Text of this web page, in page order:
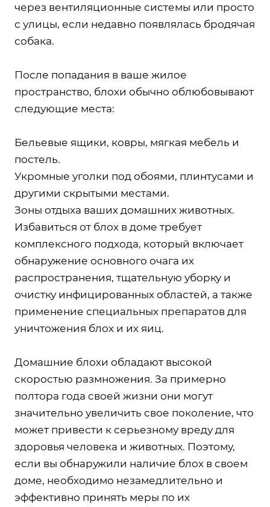
через вентиляционные системы или просто
с улицы, если недавно появлялась бродячая
собака.
После попадания в ваше жилое
пространство, блохи обычно облюбовывают
следующие места:
Бельевые ящики, ковры, мягкая мебель и
постель.
Укромные уголки под обоями, плинтусами и
другими скрытыми местами.
Зоны отдыха ваших домашних животных.
Избавиться от блох в доме требует
комплексного подхода, который включает
обнаружение основного очага их
распространения, тщательную уборку и
очистку инфицированных областей, а также
применение специальных препаратов для
уничтожения блох и их яиц.
Домашние блохи обладают высокой
скоростью размножения. За примерно
полтора года своей жизни они могут
значительно увеличить свое поколение, что
может привести к серьезному вреду для
здоровья человека и животных. Поэтому,
если вы обнаружили наличие блох в своем
доме, необходимо незамедлительно и
эффективно принять меры по их